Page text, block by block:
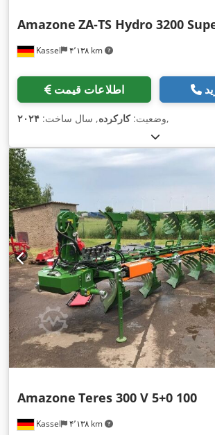
Kassel ۴٬۱۳۸ km
Amazone ZA-TS Hydro 3200
اطلاعات قیمت
وضعیت:کارکرده, سال ساخت: ۲۰۲۴ ,
Kassel ۴٬۱۳۸ km
Amazone Teres 300 V 5+0 100